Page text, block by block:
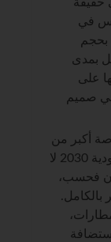
في
بحجم
بمدى
على
صميم
أكبر من
أي وقت مضى. فرؤية السعودية 2030 لا
فحسب،
بالكامل.